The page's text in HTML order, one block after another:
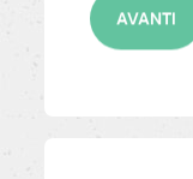
AVANTI